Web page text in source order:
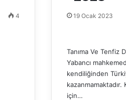
4 19 Ocak 2023
Tanıma Ve Tenfiz
Yabancı
kendiliğinden
kazanmamaktadır.
için…